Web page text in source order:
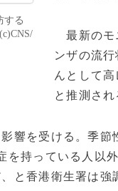
する
最新のモ
ンザの流
んとして
と推測され
響を受ける。季節
を持っている人以
、と香港衛生署は